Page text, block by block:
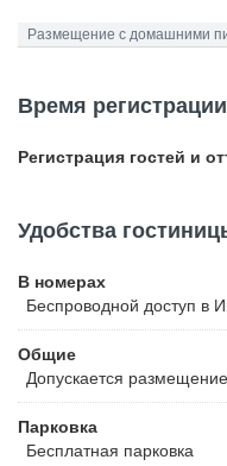
Размещение с домашними
Время
Регистрация гостей и
Удобства
В номерах
Беспроводной доступ в
Общие
Допускается
Парковка
Бесплатная парковка